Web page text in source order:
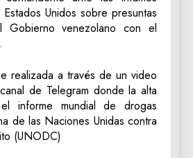
Unidos sobre presuntas
Gobierno venezolano con el
realizada a través de un video
de Telegram donde la alta
informe mundial de drogas
de las Naciones Unidas contra
(UNODC)